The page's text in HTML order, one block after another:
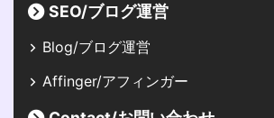
SEO/ブログ運営
Blog/ブログ運営
Affinger/アフィンガー